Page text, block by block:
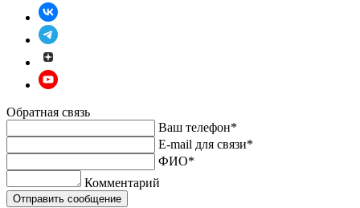
Обратная связь
Ваш телефон*
E-mail для связи*
ФИО*
Комментарий
Отправить сообщение